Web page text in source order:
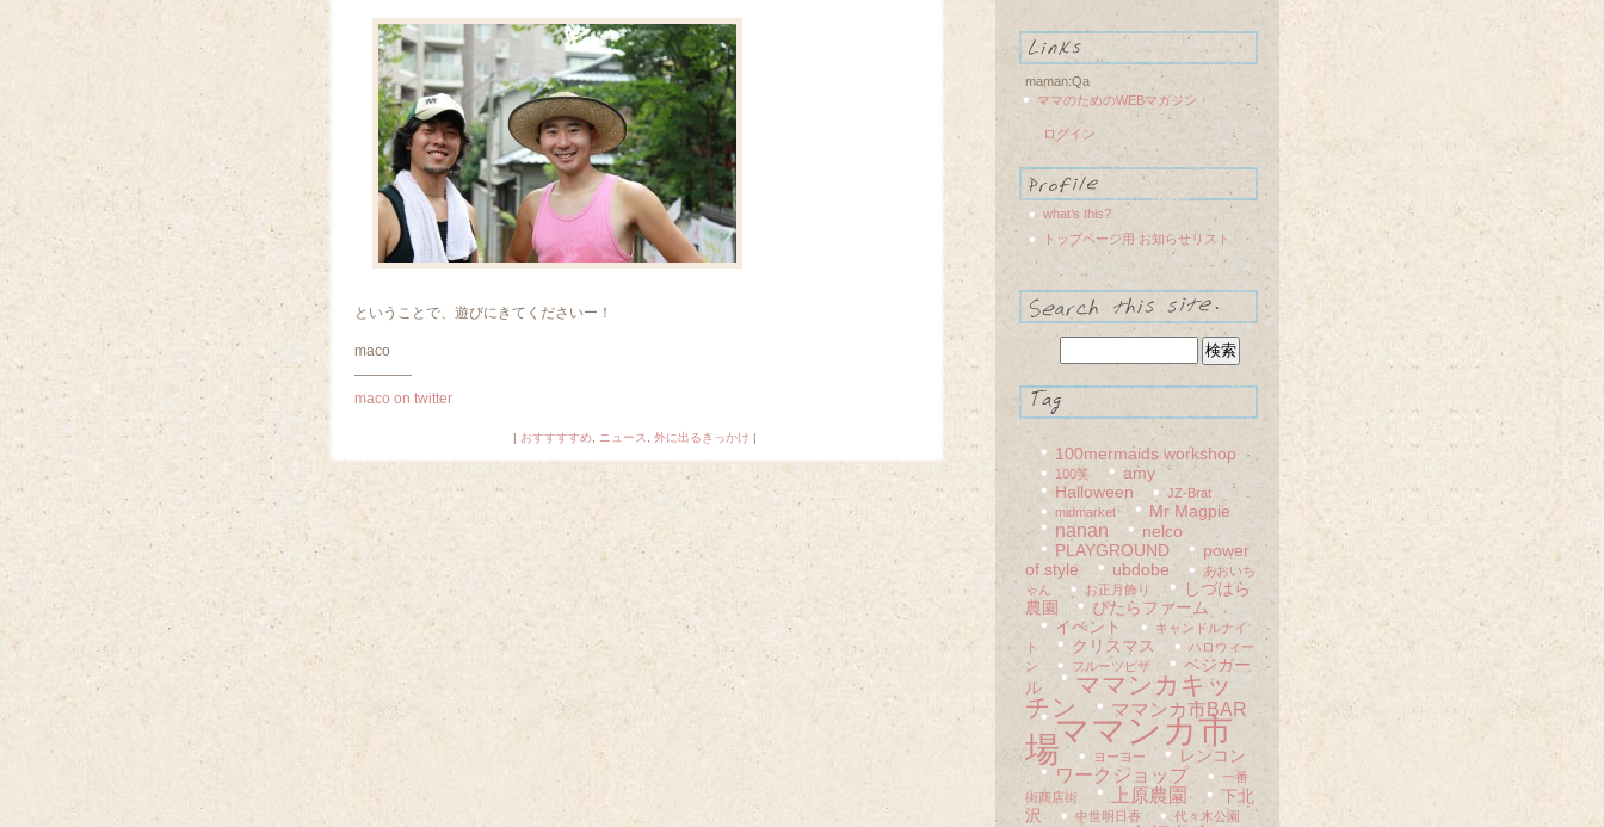
ということで、遊びにきてくださいー！
maco
————
maco on twitter
| おすすすすめ ニュース 外に出るきっかけ |
maman:Qa
ママのためのWEBマガジン
ログイン
what’s this?
トップページ用 お知らせリスト
100mermaids workshop
100笑
amy
Halloween
JZ-Brat
midmarket
Mr Magpie
nanan
nelco
PLAYGROUND
power
of style
ubdobe
あおいち
ゃん
お正月飾り
しづはら
農園
ぴたらファーム
イベント
キャンドルナイ
ト
クリスマス
ハロウィー
ン
フルーツピザ
ベジガー
ル
ママンカキッ
チン
ママンカ市BAR
ママンカ市
場 ヨーヨー レンコン
ワークショップ
一番
街商店街
上原農園
下北
沢
中世明日香 代々木公園